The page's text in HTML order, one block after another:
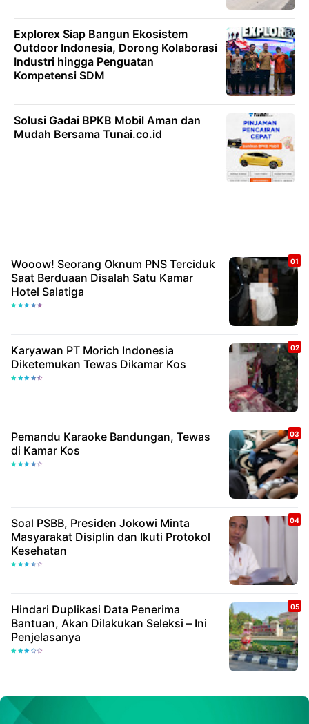
Explorex Siap Bangun Ekosistem
Outdoor Indonesia, Dorong Kolaborasi
Industri hingga Penguatan
Kompetensi SDM
Solusi Gadai BPKB Mobil Aman dan
Mudah Bersama Tunai.co.id
Wooow! Seorang Oknum PNS Terciduk
Saat Berduaan Disalah Satu Kamar
Hotel Salatiga
Karyawan PT Morich Indonesia
Diketemukan Tewas Dikamar Kos
Pemandu Karaoke Bandungan, Tewas
di Kamar Kos
Soal PSBB, Presiden Jokowi Minta
Masyarakat Disiplin dan Ikuti Protokol
Kesehatan
Hindari Duplikasi Data Penerima
Bantuan, Akan Dilakukan Seleksi – Ini
Penjelasanya